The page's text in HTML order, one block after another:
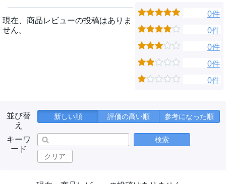
現在、商品レビューの投稿はありま
せん。
0件
0件
0件
0件
0件
並び替
え
新しい順 評価の高い順 参考になった順
キーワ
ード
検索
クリア